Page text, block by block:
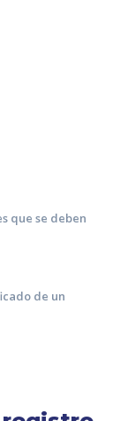
que se deben
de un